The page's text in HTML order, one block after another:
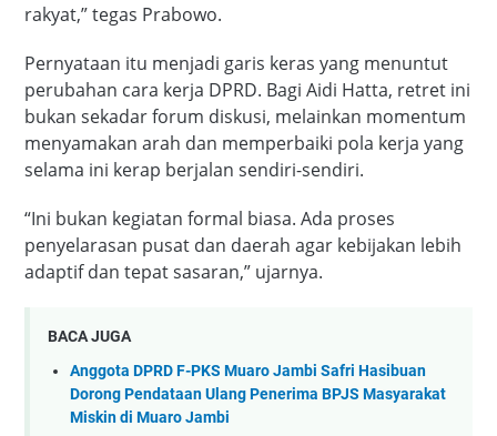
rakyat,” tegas Prabowo.
Pernyataan itu menjadi garis keras yang menuntut
perubahan cara kerja DPRD. Bagi Aidi Hatta, retret ini
bukan sekadar forum diskusi, melainkan momentum
menyamakan arah dan memperbaiki pola kerja yang
selama ini kerap berjalan sendiri-sendiri.
“Ini bukan kegiatan formal biasa. Ada proses
penyelarasan pusat dan daerah agar kebijakan lebih
adaptif dan tepat sasaran,” ujarnya.
BACA JUGA
Anggota DPRD F-PKS Muaro Jambi Safri Hasibuan
Dorong Pendataan Ulang Penerima BPJS Masyarakat
Miskin di Muaro Jambi